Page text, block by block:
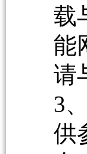
载
能
请
3
供